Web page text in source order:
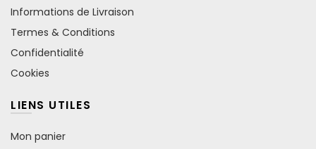
Informations de Livraison
Termes & Conditions
Confidentialité
Cookies
LIENS UTILES
Mon panier